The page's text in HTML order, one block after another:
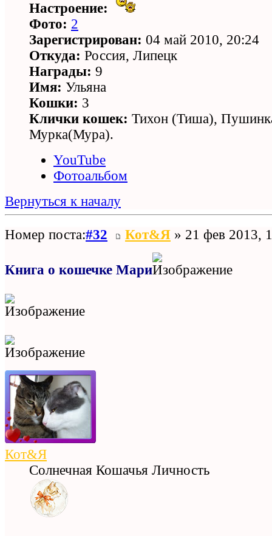
Настроение:
Фото: 2
Зарегистрирован: 04 май 2010, 20:24
Откуда: Россия, Липецк
Награды: 9
Имя: Ульяна
Кошки: 3
Клички кошек: Тихон (Тиша),
Мурка(Мура).
YouTube
Фотоальбом
Вернуться к началу
Номер поста:#32 Кот&Я » 21 фев 2013,
Книга о кошечке Мари
Кот&Я
Солнечная Кошачья Личность